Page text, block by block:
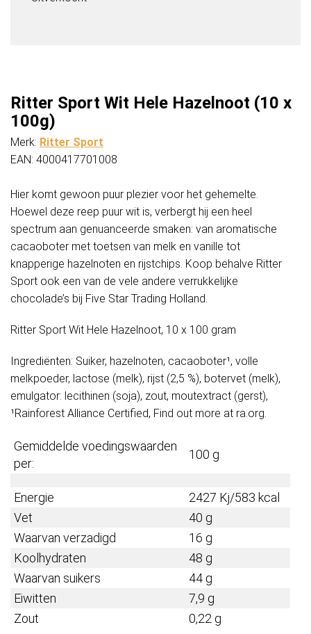
Ritter Sport Wit Hele Hazelnoot (10 x
100g)
Merk: Ritter Sport
EAN: 4000417701008
Hier komt gewoon puur plezier voor het gehemelte.
Hoewel deze reep puur wit is, verbergt hij een heel
spectrum aan genuanceerde smaken: van aromatische
cacaoboter met toetsen van melk en vanille tot
knapperige hazelnoten en rijstchips. Koop behalve Ritter
Sport ook een van de vele andere verrukkelijke
chocolade’s bij Five Star Trading Holland.
Ritter Sport Wit Hele Hazelnoot, 10 x 100 gram
Ingrediënten: Suiker, hazelnoten, cacaoboter¹, volle
melkpoeder, lactose (melk), rijst (2,5 %), botervet (melk),
emulgator: lecithinen (soja), zout, moutextract (gerst),
¹Rainforest Alliance Certified, Find out more at ra.org.
Gemiddelde voedingswaarden
per:
100 g
Energie
2427 Kj/583 kcal
Vet
40 g
Waarvan verzadigd
16 g
Koolhydraten
48 g
Waarvan suikers
44 g
Eiwitten
7,9 g
Zout
0,22 g